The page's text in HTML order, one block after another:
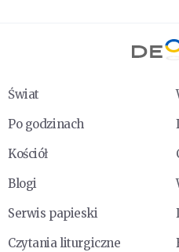
Świat
Po godzinach
Kościół
Blogi
Serwis papieski
Czytania liturgiczne